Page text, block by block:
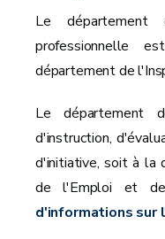
Le
professionnelle
département de
Le département
d'instruction,
d'initiative, soit à la
de l'Emploi et de
d'informations sur